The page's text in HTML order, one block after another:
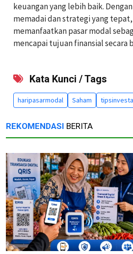
keuangan yang lebih baik.
memadai dan strategi yang
memanfaatkan pasar modal
mencapai tujuan finansial secara
Kata Kunci / Tags
haripasarmodal Saham
REKOMENDASI BERITA